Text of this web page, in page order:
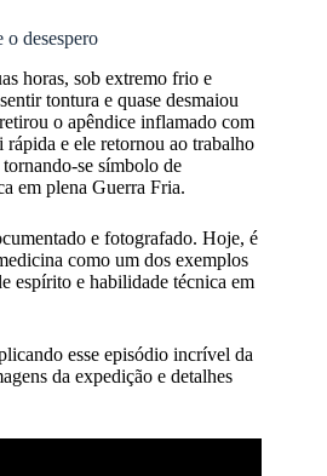
o desespero
horas, sob extremo frio e
tontura e quase desmaiou
o apêndice inflamado com
rápida e ele retornou ao trabalho
tornando-se símbolo de
em plena Guerra Fria.
e fotografado. Hoje, é
como um dos exemplos
espírito e habilidade técnica em
esse episódio incrível da
da expedição e detalhes